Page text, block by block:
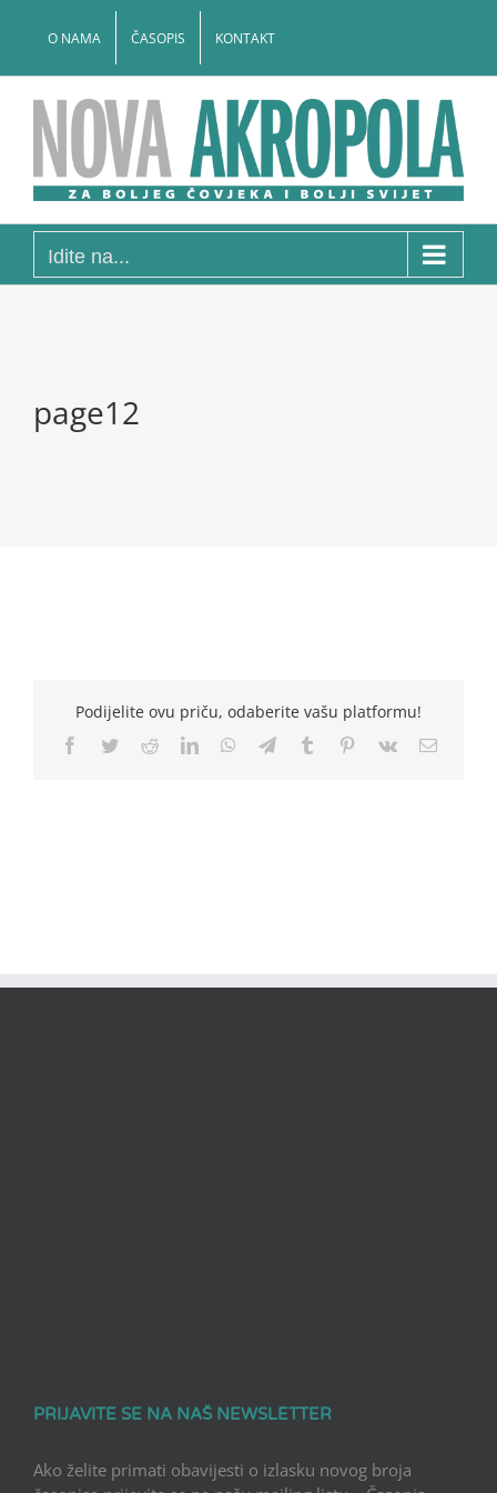
O NAMA ČASOPIS KONTAKT
Idite na...
page12
Podijelite ovu priču, odaberite vašu platformu!
Facebook
TwitterRedditLinkedInWhatsApp
TelegramTumblr Pinterest
Vk Email
PRIJAVITE SE NA NAŠ NEWSLETTER
Ako želite primati obavijesti o izlasku novog broja